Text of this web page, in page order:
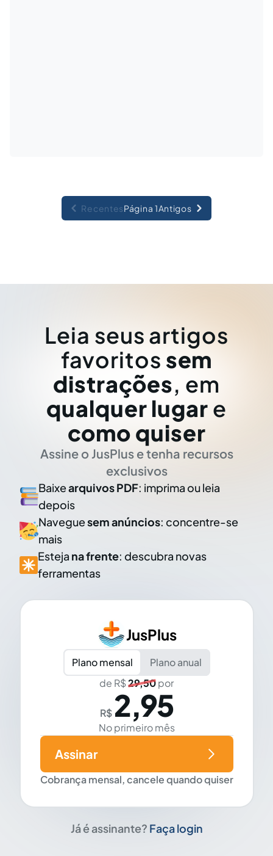
RecentesPágina 1Antigos
Leia seus artigos
favoritos sem
distrações, em
qualquer lugar e
como quiser
Assine o JusPlus e tenha recursos
exclusivos
Baixearquivos PDF: imprima ou leia
depois
Naveguesem anúncios: concentre-se
mais
Esteja na frente: descubra novas
ferramentas
JusPlus
Plano mensal
Plano anual
de R$29,50por
R$ 2,95
No primeiro mês
Cobrança mensal, cancele quando quiser
Assinar
Já é assinante? Faça login